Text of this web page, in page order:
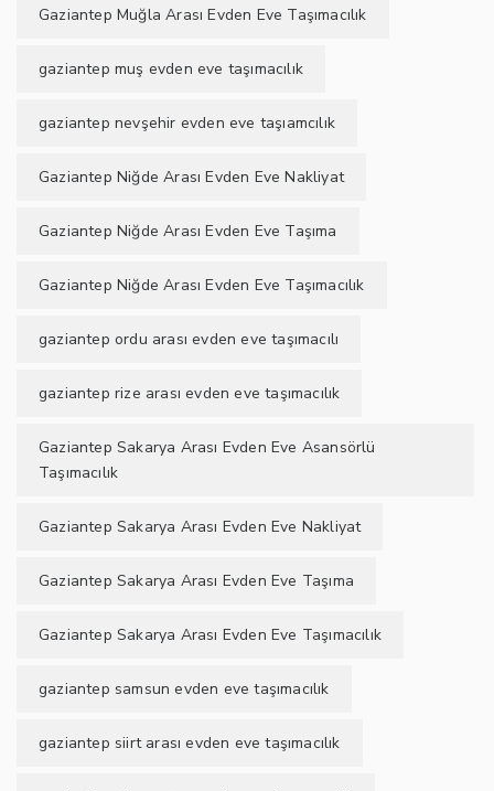
Gaziantep Muğla Arası Evden Eve Taşımacılık
gaziantep muş evden eve taşımacılık
gaziantep nevşehir evden eve taşıamcılık
Gaziantep Niğde Arası Evden Eve Nakliyat
Gaziantep Niğde Arası Evden Eve Taşıma
Gaziantep Niğde Arası Evden Eve Taşımacılık
gaziantep ordu arası evden eve taşımacılı
gaziantep rize arası evden eve taşımacılık
Gaziantep Sakarya Arası Evden Eve Asansörlü
Taşımacılık
Gaziantep Sakarya Arası Evden Eve Nakliyat
Gaziantep Sakarya Arası Evden Eve Taşıma
Gaziantep Sakarya Arası Evden Eve Taşımacılık
gaziantep samsun evden eve taşımacılık
gaziantep siirt arası evden eve taşımacılık